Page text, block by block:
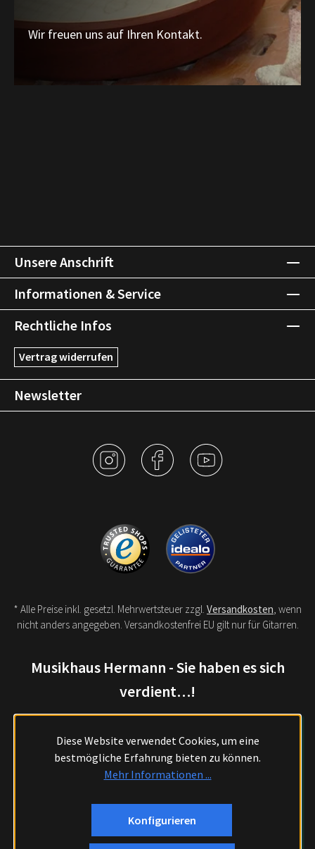
Wir freuen uns auf Ihren Kontakt.
Unsere Anschrift
Informationen & Service
Rechtliche Infos
Vertrag widerrufen
Newsletter
* Alle Preise inkl. gesetzl. Mehrwertsteuer zzgl. Versandkosten, wenn
nicht anders angegeben. Versandkostenfrei EU gilt nur für Gitarren.
Musikhaus Hermann - Sie haben es sich
verdient…!
Diese Website verwendet Cookies, um eine
bestmögliche Erfahrung bieten zu können.
Mehr Informationen ...
Konfigurieren